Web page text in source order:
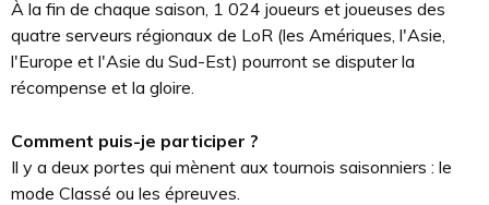
À la fin de chaque saison, 1 024 joueurs et joueuses des
quatre serveurs régionaux de LoR (les Amériques, l'Asie,
l'Europe et l'Asie du Sud-Est) pourront se disputer la
récompense et la gloire.
Comment puis-je participer ?
Il y a deux portes qui mènent aux tournois saisonniers : le
mode Classé ou les épreuves.